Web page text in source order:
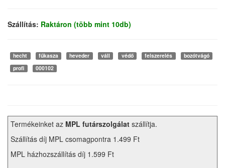
Szállítás: Raktáron (több mint 10db)
hecht fűkasza heveder váll védő felszerelés
bozótvágó
profi
000102
Termékeinket az MPL futárszolgálat szállítja.
Szállítás díj MPL csomagpontra 1.499 Ft
MPL házhozszállítás díj 1.599 Ft